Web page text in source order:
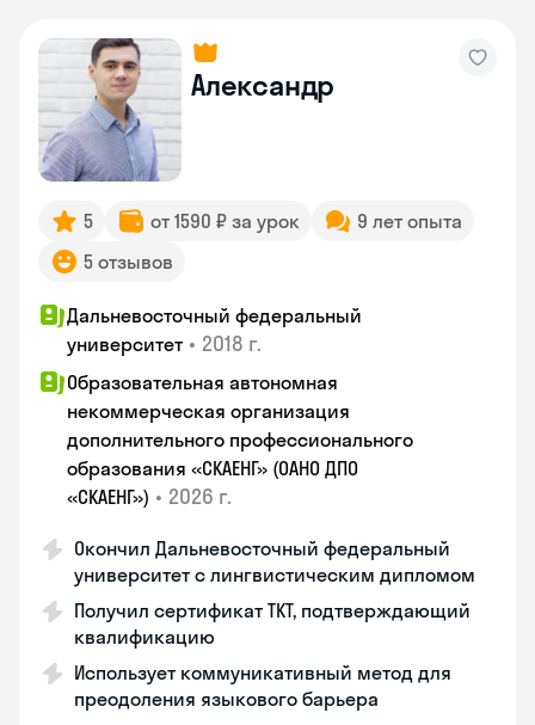
Александр
5 от 1590 ₽ за урок
9 лет опыта
5 отзывов
Дальневосточный федеральный
университет • 2018 г.
Образовательная автономная
некоммерческая организация
дополнительного профессионального
образования «СКАЕНГ» (ОАНО ДПО
«СКАЕНГ») • 2026 г.
Окончил Дальневосточный федеральный
университет с лингвистическим дипломом
Получил сертификат TKT, подтверждающий
квалификацию
Использует коммуникативный метод для
преодоления языкового барьера